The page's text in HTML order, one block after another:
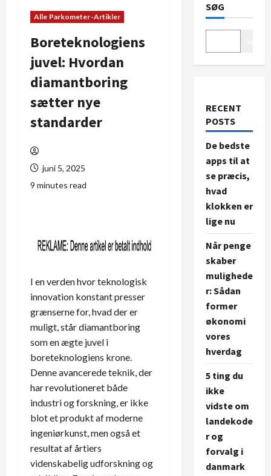
Alle Parkometer-Artikler
Boreteknologiens
juvel: Hvordan
diamantboring
sætter nye
standarder
juni 5, 2025
9 minutes read
I en verden hvor teknologisk
innovation konstant presser
grænserne for, hvad der er
muligt, står diamantboring
som en ægte juvel i
boreteknologiens krone.
Denne avancerede teknik, der
har revolutioneret både
industri og forskning, er ikke
blot et produkt af moderne
ingeniørkunst, men også et
resultat af årtiers
videnskabelig udforskning og
SØG
RECENT
POSTS
De bedste
apps til at
se præcis,
hvad
klokken er
lige nu
Når penge
skaber
mulighede
r: Sådan
former
økonomi
vores
hverdag
5 ting du
ikke
vidste om
landekode
r og
forvalg i
danmark